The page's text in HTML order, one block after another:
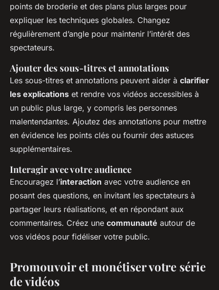
points de broderie et des plans plus larges pour
expliquer les techniques globales. Changez
régulièrement d’angle pour maintenir l’intérêt des
spectateurs.
Ajouter des sous-titres et annotations
Les sous-titres et annotations peuvent aider à clarifier
les explications et rendre vos vidéos accessibles à
un public plus large, y compris les personnes
malentendantes. Ajoutez des annotations pour mettre
en évidence les points clés ou fournir des astuces
supplémentaires.
Interagir avec votre audience
Encouragez l’interaction avec votre audience en
posant des questions, en invitant les spectateurs à
partager leurs réalisations, et en répondant aux
commentaires. Créez une communauté autour de
vos vidéos pour fidéliser votre public.
Promouvoir et monétiser votre série
de vidéos